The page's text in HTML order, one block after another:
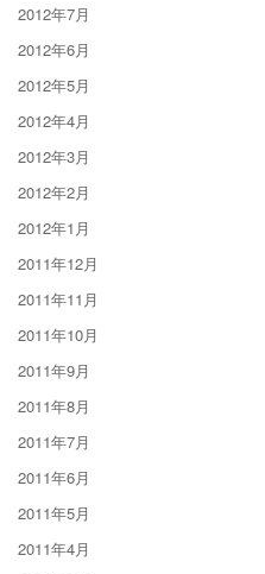
2012年7月
2012年6月
2012年5月
2012年4月
2012年3月
2012年2月
2012年1月
2011年12月
2011年11月
2011年10月
2011年9月
2011年8月
2011年7月
2011年6月
2011年5月
2011年4月